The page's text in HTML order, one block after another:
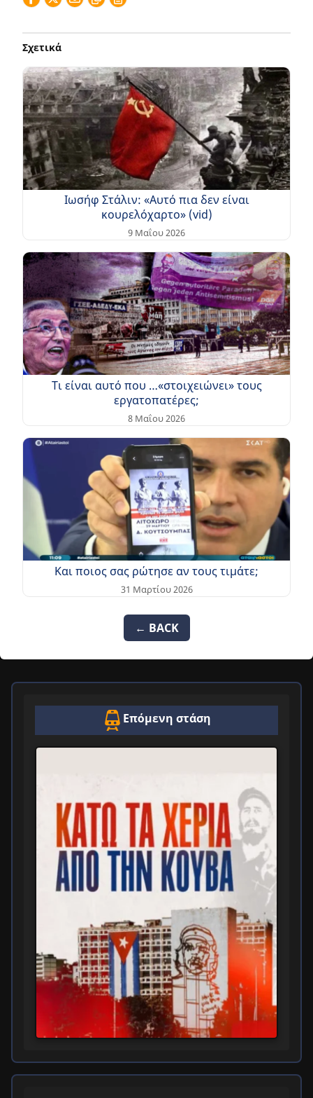
Σχετικά
Ιωσήφ Στάλιν: «Αυτό πια δεν είναι
κουρελόχαρτο» (vid)
9 Μαΐου 2026
Τι είναι αυτό που …«στοιχειώνει» τους
εργατοπατέρες;
8 Μαΐου 2026
Και ποιος σας ρώτησε αν τους τιμάτε;
31 Μαρτίου 2026
← BACK
Επόμενη στάση